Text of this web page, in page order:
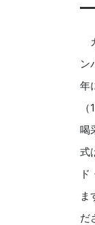
ン
年
喝
式
ま
だ